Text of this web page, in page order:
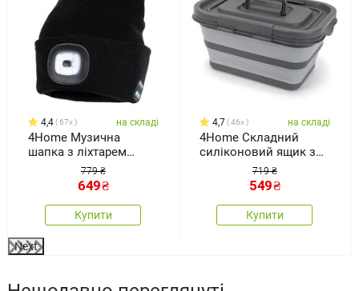
4,4 67x на складі
4Home Музична
шапка з ліхтарем
779 ₴
649₴
Купити
4,7 46x на складі
4Home Складний
силіконовий ящик з
кришкою для
зберігання Storage
719 ₴
549₴
Купити
Next